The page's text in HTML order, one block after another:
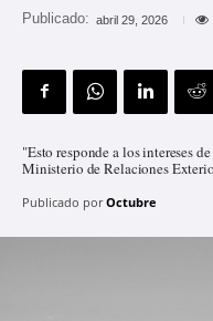
Publicado: abril 29, 2026
"Esto responde a los intereses
Ministerio de Relaciones
Publicado por Octubre